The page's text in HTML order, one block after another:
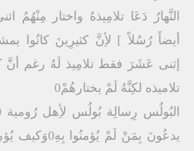
النَّهارُ دَعَا تلامِيذهُ واختار مِنْهُمُ
أيضاً رُسُلاً ] لأِنَّ كثيرِينَ كانُوا
إثنى عَشَرَ فقط تلامِيذ لَهُ رغم أنَّ
تلاميذه لكِنَّهُ لَمْ يختارهُمْ0
يدعُونَ بِمَنْ لَمْ